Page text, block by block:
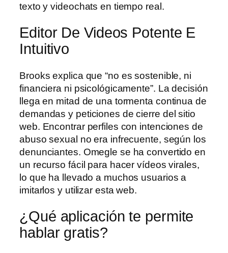
texto y videochats en tiempo real.
Editor De Videos Potente E
Intuitivo
Brooks explica que “no es sostenible, ni
financiera ni psicológicamente”. La decisión
llega en mitad de una tormenta continua de
demandas y peticiones de cierre del sitio
web. Encontrar perfiles con intenciones de
abuso sexual no era infrecuente, según los
denunciantes. Omegle se ha convertido en
un recurso fácil para hacer vídeos virales,
lo que ha llevado a muchos usuarios a
imitarlos y utilizar esta web.
¿Qué aplicación te permite
hablar gratis?